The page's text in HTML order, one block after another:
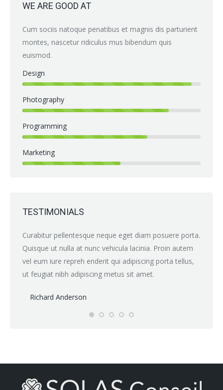
WE ARE GOOD AT
Cum sociis natoque penatibus et magnis dis parturient
montes, nascetur ridiculus mus bibendum quis
euismod.
Design
Photography
Programming
Marketing
TESTIMONIALS
Curabitur pellentesque neque eget diam posuere porta.
Quisque ut nulla at nunc vehicula lacinia. Proin autem
vel eum iure repreh enderit qui adipiscing porta tellus,
ut feugiat nibh adipiscing metus sit amet.
Richard Anderson